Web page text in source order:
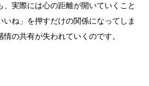
、実際には心の距離が開いていくこと
いね」を押すだけの関係になってしま
情の共有が失われていくのです。